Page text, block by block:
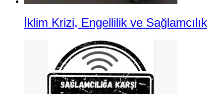
İklim Krizi, Engellilik ve Sağlamcılık